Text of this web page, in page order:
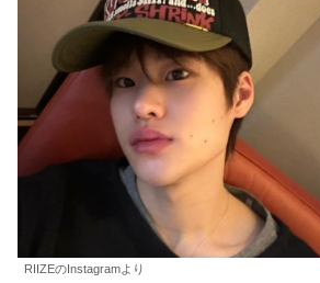
RIIZEのInstagramより